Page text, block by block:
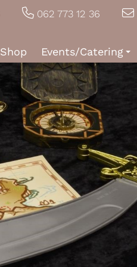
062 773 12 36
Shop Events/Catering